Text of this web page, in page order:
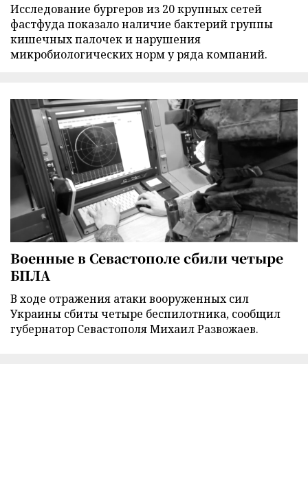
Исследование бургеров из 20 крупных сетей
фастфуда показало наличие бактерий группы
кишечных палочек и нарушения
микробиологических норм у ряда компаний.
Военные в Севастополе сбили четыре
БПЛА
В ходе отражения атаки вооруженных сил
Украины сбиты четыре беспилотника, сообщил
губернатор Севастополя Михаил Развожаев.